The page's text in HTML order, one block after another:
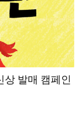
상 발매 캠페인